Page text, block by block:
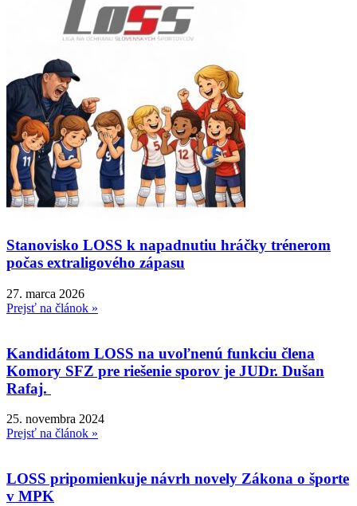
Stanovisko LOSS k napadnutiu hráčky trénerom
počas extraligového zápasu
27. marca 2026
Prejsť na článok »
Kandidátom LOSS na uvoľnenú funkciu člena
Komory SFZ pre riešenie sporov je JUDr. Dušan
Rafaj.
25. novembra 2024
Prejsť na článok »
LOSS pripomienkuje návrh novely Zákona o športe
v MPK